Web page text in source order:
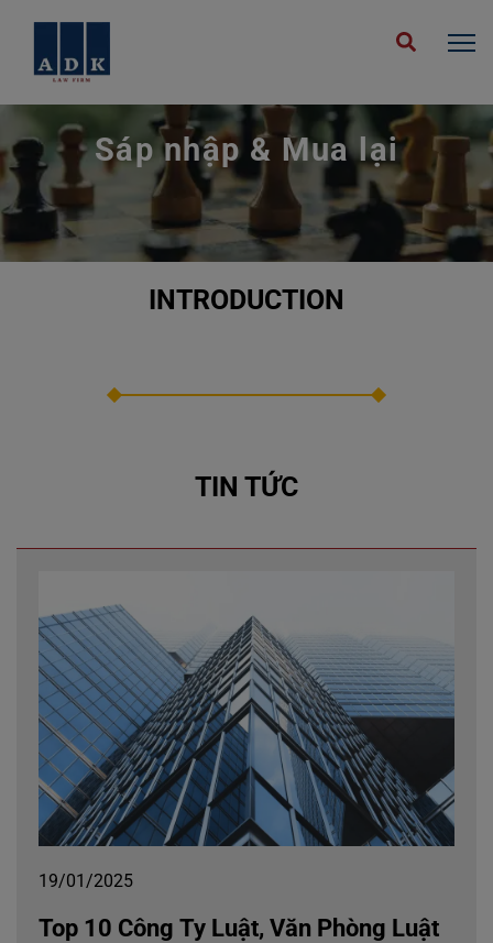
Trang Chủ Expertise
Sáp nhập & Mua lại
INTRODUCTION
TIN TỨC
19/01/2025
Top 10 Công Ty Luật, Văn Phòng Luật